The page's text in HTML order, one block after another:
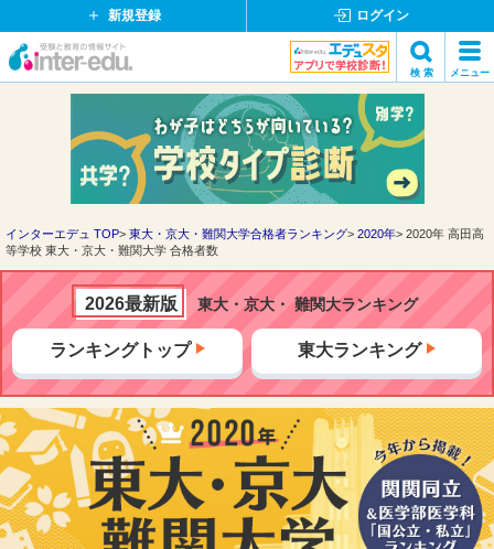
新規登録 ログイン
イ
ド
ッ
ト
検 索 メニュー
検索
インターエデュ TOP 東大・京大・難関大学合格者ランキング 2020年
2020年 高田高
等学校 東大・京大・難関大学 合格者数
2026最新版 東大・京大・ 難関大ランキング
ランキングトップ 東大ランキング